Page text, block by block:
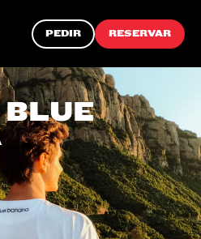
PEDIR RESERVAR
BLUE